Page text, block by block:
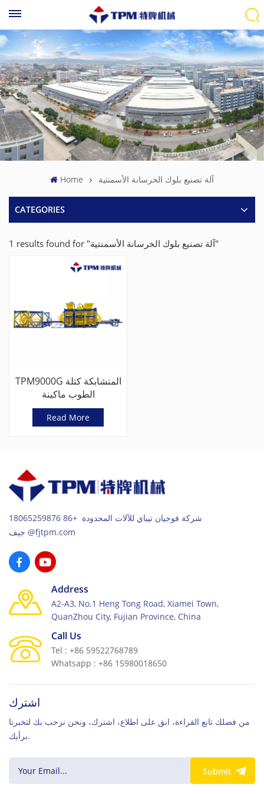
Home آلة تصنيع بلوك الخرسانة الأسمنتية
CATEGORIES
1 results found for "آلة تصنيع بلوك الخرسانة الأسمنتية"
TPM9000G المتشابكة كتلة
الطوب ماكينة
Read More
شركة فوجيان تيباي للآلات المحدودة +86 18065259876
جيف@fjtpm.com
Address
A2-A3, No.1 Heng Tong Road, Xiamei Town,
QuanZhou City, Fujian Province, China
Call Us
Tel : +86 59522768789
Whatsapp : +86 15980018650
اشترك
من فضلك تابع القراءة، ابق على اطلاع، اشترك، ونحن نرحب بك لتخبرنا
برأيك.
Submit